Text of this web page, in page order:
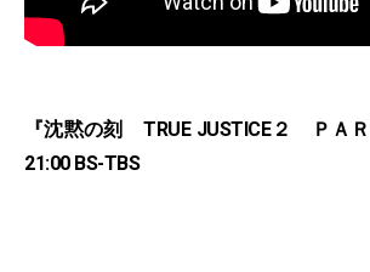
『沈黙の刻 TRUE JUSTICE２ ＰＡＲ
21:00 BS-TBS